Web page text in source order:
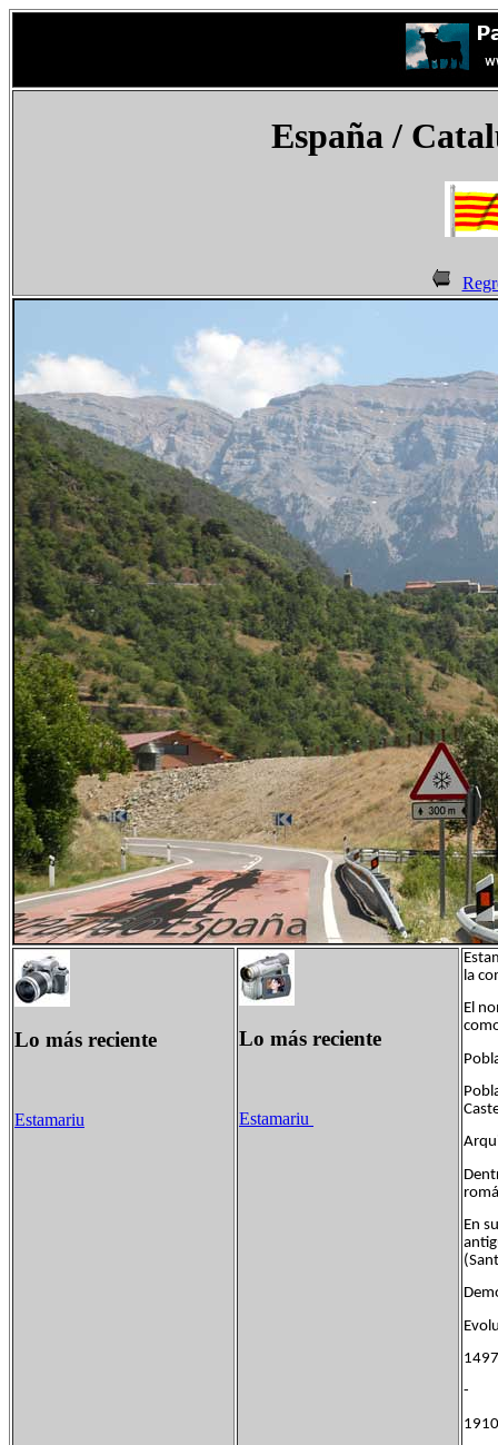
España/
Lo más reciente
Estamariu
Lo más reciente
Estamariu
la
El
En
-